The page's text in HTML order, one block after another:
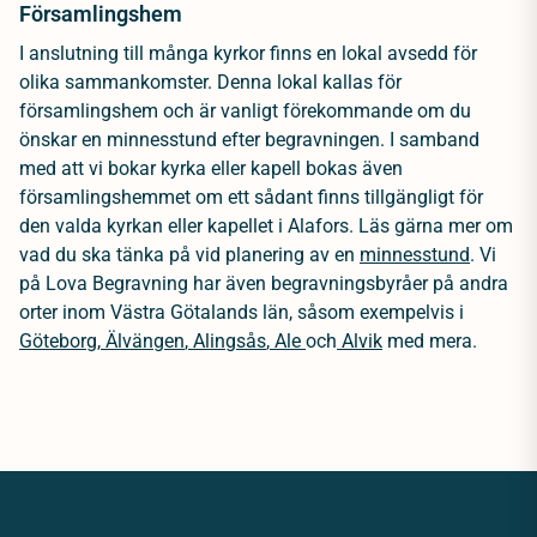
Församlingshem
I anslutning till många kyrkor finns en lokal avsedd för
olika sammankomster. Denna lokal kallas för
församlingshem och är vanligt förekommande om du
önskar en minnesstund efter begravningen. I samband
med att vi bokar kyrka eller kapell bokas även
församlingshemmet om ett sådant finns tillgängligt för
den valda kyrkan eller kapellet i Alafors. Läs gärna mer om
vad du ska tänka på vid planering av en minnesstund. Vi
på Lova Begravning har även begravningsbyråer på andra
orter inom Västra Götalands län, såsom exempelvis i
Göteborg, Älvängen, Alingsås, Ale och Alvik med mera.